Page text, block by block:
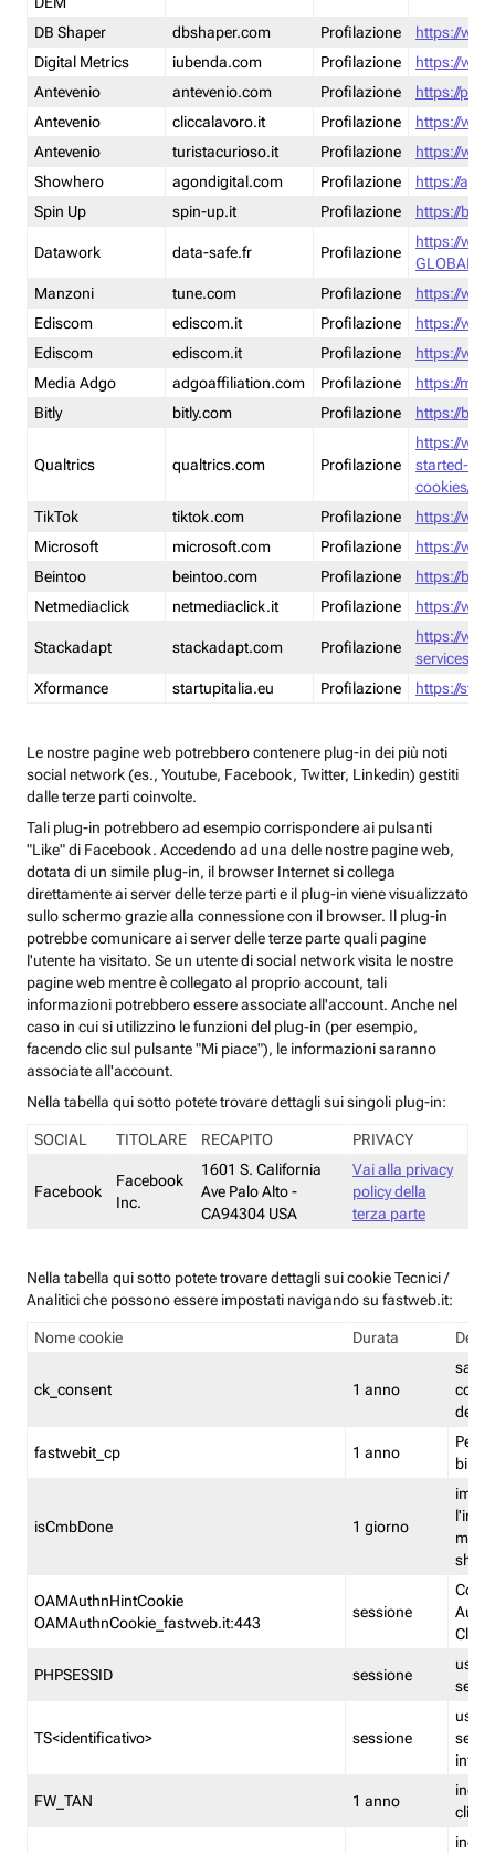
DB Shaper
dbshaper.com Profilazione
https://
Digital Metrics
iubenda.com Profilazione
https://
Antevenio
antevenio.com Profilazione
https://
Antevenio
cliccalavoro.it Profilazione
https://
Antevenio
turistacurioso.it Profilazione
https://
Showhero
agondigital.com Profilazione
https://
Spin Up
spin-up.it Profilazione https://
Datawork data-safe.fr Profilazione
https://
GLOBAL-
Manzoni
tune.com Profilazione
https://
Ediscom
ediscom.it Profilazione
https://
Ediscom
ediscom.it Profilazione
https://
Media Adgo
adgoaffiliation.com Profilazione
https://
Bitly
bitly.com Profilazione https://
Qualtrics qualtrics.com Profilazione
https://
started-
cookies/
TikTok
tiktok.com Profilazione
https://
Microsoft
microsoft.com Profilazione
https://
Beintoo
beintoo.com Profilazione
https://
Netmediaclick
netmediaclick.it Profilazione https://
Stackadapt stackadapt.com Profilazione
https://
services-
Xformance
startupitalia.eu Profilazione https://
Le nostre pagine web potrebbero contenere plug-in dei più noti
social network (es., Youtube, Facebook, Twitter, Linkedin) gestiti
dalle terze parti coinvolte.
Tali plug-in potrebbero ad esempio corrispondere ai pulsanti
"Like" di Facebook. Accedendo ad una delle nostre pagine web,
dotata di un simile plug-in, il browser Internet si collega
direttamente ai server delle terze parti e il plug-in viene visualizzato
sullo schermo grazie alla connessione con il browser. Il plug-in
potrebbe comunicare ai server delle terze parte quali pagine
l'utente ha visitato. Se un utente di social network visita le nostre
pagine web mentre è collegato al proprio account, tali
informazioni potrebbero essere associate all'account. Anche nel
caso in cui si utilizzino le funzioni del plug-in (per esempio,
facendo clic sul pulsante "Mi piace"), le informazioni saranno
associate all'account.
Nella tabella qui sotto potete trovare dettagli sui singoli plug-in:
SOCIAL TITOLARE RECAPITO PRIVACY
Facebook
Facebook
Inc.
1601 S. California
Ave Palo Alto -
CA94304 USA
Vai alla privacy
policy della
terza parte
Nella tabella qui sotto potete trovare dettagli sui cookie Tecnici /
Analitici che possono essere impostati navigando su fastweb.it:
Nome cookie Durata
ck_consent 1 anno
salva
dei
fastwebit_cp 1 anno
isCmbDone 1 giorno
shp
OAMAuthnHintCookie
OAMAuthnCookie_fastweb.it:443
sessione
PHPSESSID sessione
TS<identificativo> sessione
FW_TAN 1 anno